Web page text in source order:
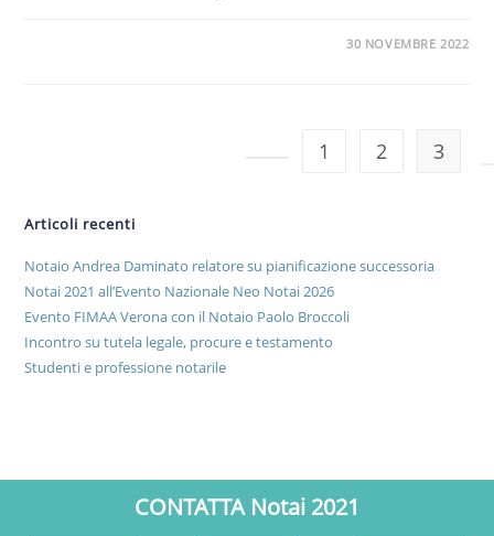
30 NOVEMBRE 2022
1 2 3
Articoli recenti
Notaio Andrea Daminato relatore su pianificazione successoria
Notai 2021 all’Evento Nazionale Neo Notai 2026
Evento FIMAA Verona con il Notaio Paolo Broccoli
Incontro su tutela legale, procure e testamento
Studenti e professione notarile
CONTATTA Notai 2021